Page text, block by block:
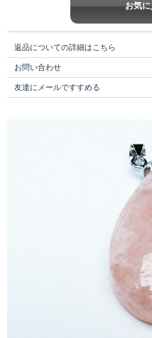
返品についての詳細はこちら
お問い合わせ
友達にメールですすめる